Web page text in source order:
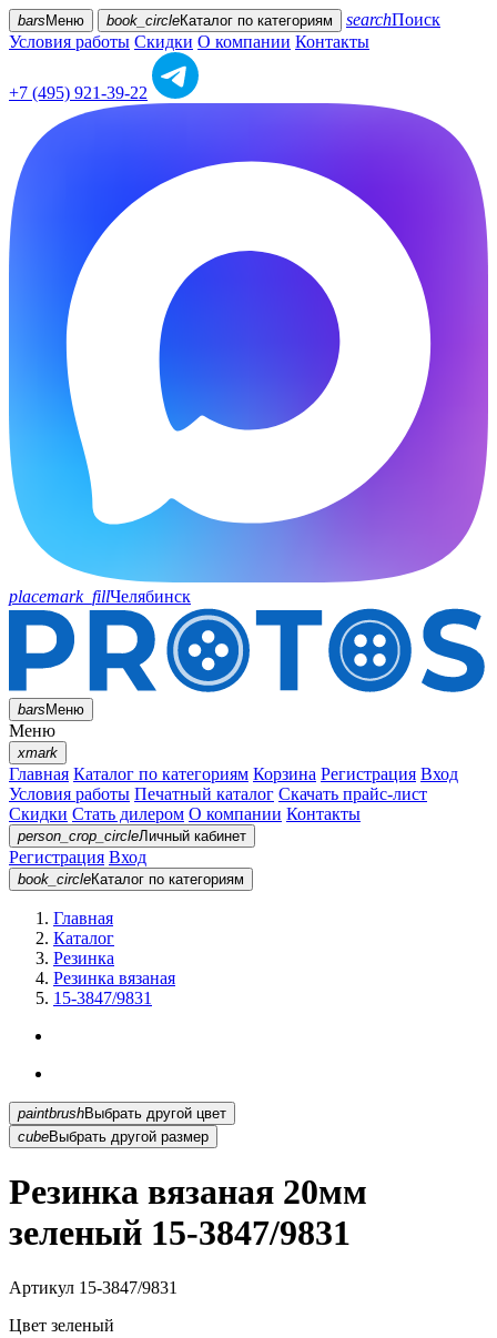
bars Меню book_circleКаталог по категориям searchПоиск
Условия работы Скидки О компании Контакты
+7 (495) 921-39-22
placemark_fillЧелябинск
barsМеню
Меню
xmark
Главная Каталог по категориям Корзина Регистрация Вход
Условия работы Печатный каталог Скачать прайс-лист
Скидки Стать дилером О компании Контакты
person_crop_circleЛичный кабинет
Регистрация Вход
book_circleКаталог по категориям
Главная
Каталог
Резинка
Резинка вязаная
15-3847/9831
paintbrush
Выбрать другой цвет
cubeВыбрать другой размер
Резинка вязаная 20мм
зеленый 15-3847/9831
Артикул 15-3847/9831
Цвет зеленый